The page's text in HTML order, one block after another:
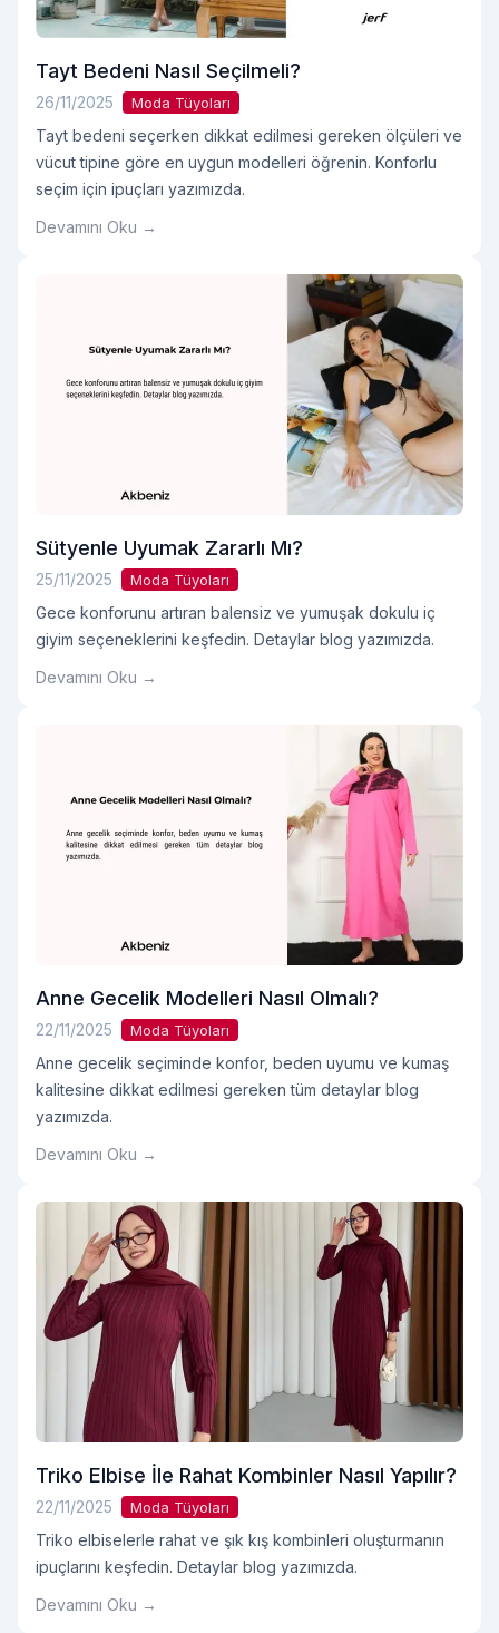
Tayt Bedeni Nasıl Seçilmeli?
26/11/2025 Moda Tüyoları
Tayt bedeni seçerken dikkat edilmesi gereken ölçüleri ve
vücut tipine göre en uygun modelleri öğrenin. Konforlu
seçim için ipuçları yazımızda.
Devamını Oku →
Sütyenle Uyumak Zararlı Mı?
25/11/2025 Moda Tüyoları
Gece konforunu artıran balensiz ve yumuşak dokulu iç
giyim seçeneklerini keşfedin. Detaylar blog yazımızda.
Devamını Oku →
Anne Gecelik Modelleri Nasıl Olmalı?
22/11/2025 Moda Tüyoları
Anne gecelik seçiminde konfor, beden uyumu ve kumaş
kalitesine dikkat edilmesi gereken tüm detaylar blog
yazımızda.
Devamını Oku →
Triko Elbise İle Rahat Kombinler Nasıl Yapılır?
22/11/2025 Moda Tüyoları
Triko elbiselerle rahat ve şık kış kombinleri oluşturmanın
ipuçlarını keşfedin. Detaylar blog yazımızda.
Devamını Oku →